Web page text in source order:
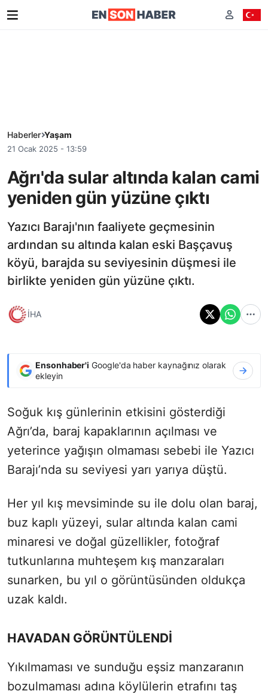
Haberler Yaşam
21 Ocak 2025 - 13:59
Ağrı'da sular altında kalan cami
yeniden gün yüzüne çıktı
Yazıcı Barajı'nın faaliyete geçmesinin
ardından su altında kalan eski Başçavuş
köyü, barajda su seviyesinin düşmesi ile
birlikte yeniden gün yüzüne çıktı.
İHA
Ensonhaber'i Google'da haber kaynağınız olarak
ekleyin
Soğuk kış günlerinin etkisini gösterdiği
Ağrı’da, baraj kapaklarının açılması ve
yeterince yağışın olmaması sebebi ile Yazıcı
Barajı’nda su seviyesi yarı yarıya düştü.
Her yıl kış mevsiminde su ile dolu olan baraj,
buz kaplı yüzeyi, sular altında kalan cami
minaresi ve doğal güzellikler, fotoğraf
tutkunlarına muhteşem kış manzaraları
sunarken, bu yıl o görüntüsünden oldukça
uzak kaldı.
HAVADAN GÖRÜNTÜLENDİ
Yıkılmaması ve sunduğu eşsiz manzaranın
bozulmaması adına köylülerin etrafını taş